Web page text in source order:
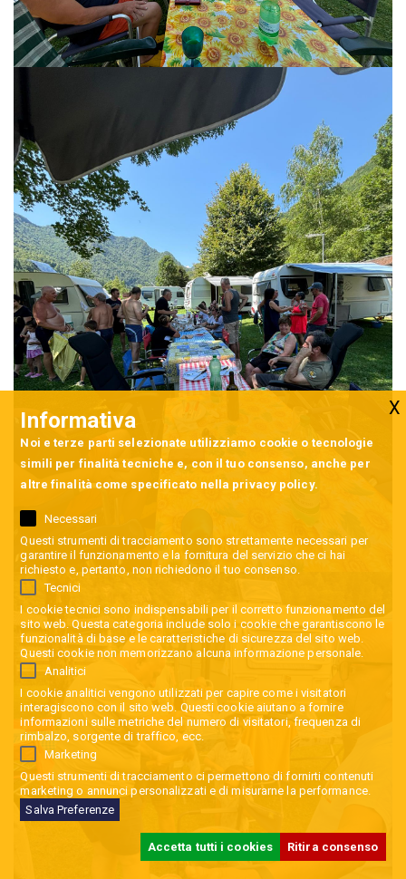
Informativa
Noi e terze parti selezionate utilizziamo cookie o tecnologie
simili per finalità tecniche e, con il tuo consenso, anche per
altre finalità come specificato nella privacy policy.
Necessari
Questi strumenti di tracciamento sono strettamente necessari per
garantire il funzionamento e la fornitura del servizio che ci hai
richiesto e, pertanto, non richiedono il tuo consenso.
Tecnici
I cookie tecnici sono indispensabili per il corretto funzionamento del
sito web. Questa categoria include solo i cookie che garantiscono le
funzionalità di base e le caratteristiche di sicurezza del sito web.
Questi cookie non memorizzano alcuna informazione personale.
Analitici
I cookie analitici vengono utilizzati per capire come i visitatori
interagiscono con il sito web. Questi cookie aiutano a fornire
informazioni sulle metriche del numero di visitatori, frequenza di
rimbalzo, sorgente di traffico, ecc.
Marketing
Questi strumenti di tracciamento ci permettono di fornirti contenuti
marketing o annunci personalizzati e di misurarne la performance.
Salva Preferenze
Accetta tutti i cookies Ritira consenso